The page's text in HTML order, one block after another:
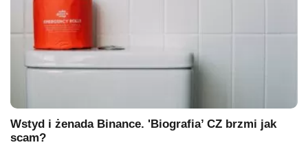
Wstyd i żenada Binance. 'Biografia’ CZ brzmi jak
scam?